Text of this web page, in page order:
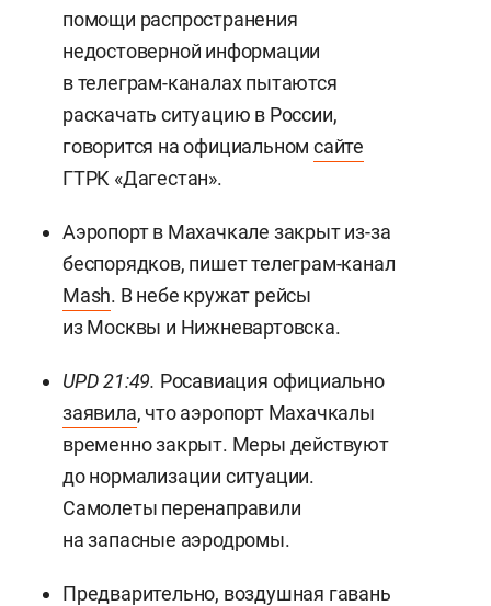
помощи распространения
недостоверной информации
в телеграм-каналах пытаются
раскачать ситуацию в России,
говорится на официальномсайте
ГТРК «Дагестан».
Аэропорт в Махачкале закрыт из-за
беспорядков, пишет телеграм-канал
Mash. В небе кружат рейсы
из Москвы и Нижневартовска.
UPD 21:49. Росавиация официально
заявила, что аэропорт Махачкалы
временно закрыт. Меры действуют
до нормализации ситуации.
Самолеты перенаправили
на запасные аэродромы.
Предварительно, воздушная гавань